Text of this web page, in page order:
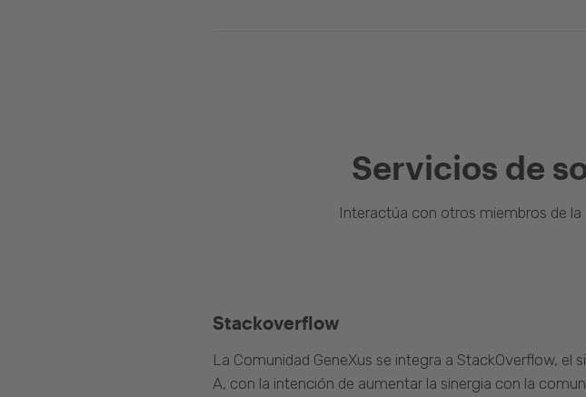
Servicios de
Interactúa con otros miembros de
Stackoverflow
La Comunidad GeneXus se integra a StackOverflow, el
A, con la intención de aumentar la sinergia con la